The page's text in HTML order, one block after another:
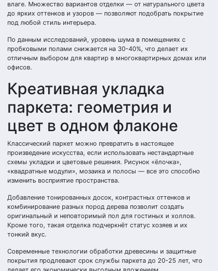
влаге. Множество вариантов отделки — от натурального цвета
до ярких оттенков и узоров — позволяют подобрать покрытие
под любой стиль интерьера.
По данным исследований, уровень шума в помещениях с
пробковыми полами снижается на 30-40%, что делает их
отличным выбором для квартир в многоквартирных домах или
офисов.
Креативная укладка
паркета: геометрия и
цвет в одном флаконе
Классический паркет можно превратить в настоящее
произведение искусства, если использовать нестандартные
схемы укладки и цветовые решения. Рисунок «ёлочка»,
«квадратные модули», мозаика и полосы — все это способно
изменить восприятие пространства.
Добавление тонированных досок, контрастных оттенков и
комбинирование разных пород дерева позволит создать
оригинальный и неповторимый пол для гостиных и холлов.
Кроме того, такая отделка подчеркнёт статус хозяев и их
тонкий вкус.
Современные технологии обработки древесины и защитные
покрытия продлевают срок службы паркета до 20-25 лет, что